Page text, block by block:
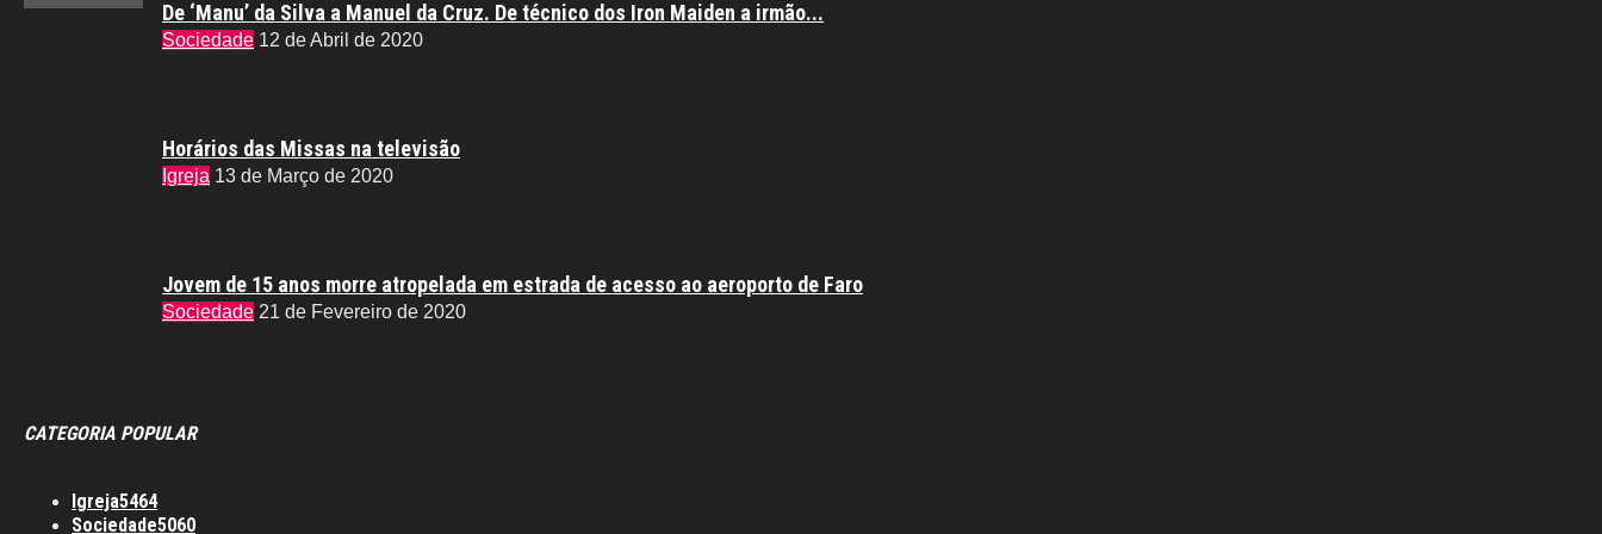
De ‘Manu’ da Silva a Manuel da Cruz. De técnico dos Iron Maiden a irmão...
Sociedade 12 de Abril de 2020
Horários das Missas na televisão
Igreja 13 de Março de 2020
Jovem de 15 anos morre atropelada em estrada de acesso ao aeroporto de Faro
Sociedade 21 de Fevereiro de 2020
CATEGORIA POPULAR
Igreja5464
Sociedade5060